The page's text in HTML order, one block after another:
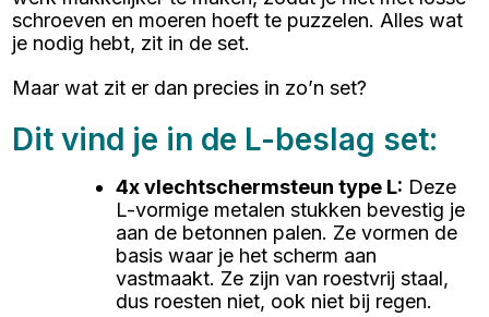
schroeven en moeren hoeft te puzzelen. Alles wat
je nodig hebt, zit in de set.
Maar wat zit er dan precies in zo’n set?
Dit vind je in de L-beslag set:
4x vlechtschermsteun type L: Deze
L-vormige metalen stukken bevestig je
aan de betonnen palen. Ze vormen de
basis waar je het scherm aan
vastmaakt. Ze zijn van roestvrij staal,
dus roesten niet, ook niet bij regen.